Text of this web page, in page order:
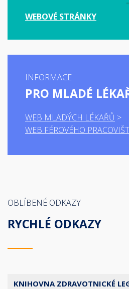
WEBOVÉ STRÁNKY
INFORMACE
PRO MLADÉ
WEB MLADÝCH LÉKAŘŮ
WEB FÉROVÉHO
OBLÍBENÉ ODKAZY
RYCHLÉ ODKAZY
KNIHOVNA ZDRAVOTNICKÉ